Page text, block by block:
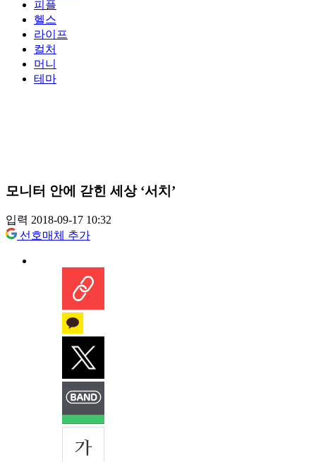
피플
헬스
라이프
컬처
머니
테마
모니터 안에 갇힌 세상 ‘서치’
입력 2018-09-17 10:32
선호매체 추가